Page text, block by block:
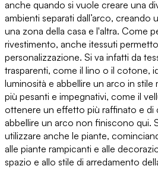
anche quando si vuole creare una
ambienti separati dall’arco, creando
una zona della casa e l'altra. Come
rivestimento, anche itessuti
personalizzazione. Si va infatti da
trasparenti, come il lino o il cotone,
luminosità e abbellire un arco in
più pesanti e impegnativi, come il
ottenere un effetto più raffinato e di
abbellire un arco non finiscono qui.
utilizzare anche le piante,
alle piante rampicanti e alle
spazio e allo stile di arredamento